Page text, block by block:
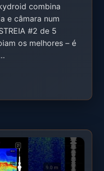
combina
e câmara num
#2 de 5
os melhores – é